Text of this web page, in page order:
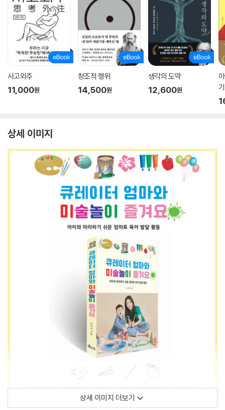
사고외주
11,000원
창조적 행위
14,500원
생각의 도약
12,600원
상세 이미지
상세 이미지 더보기